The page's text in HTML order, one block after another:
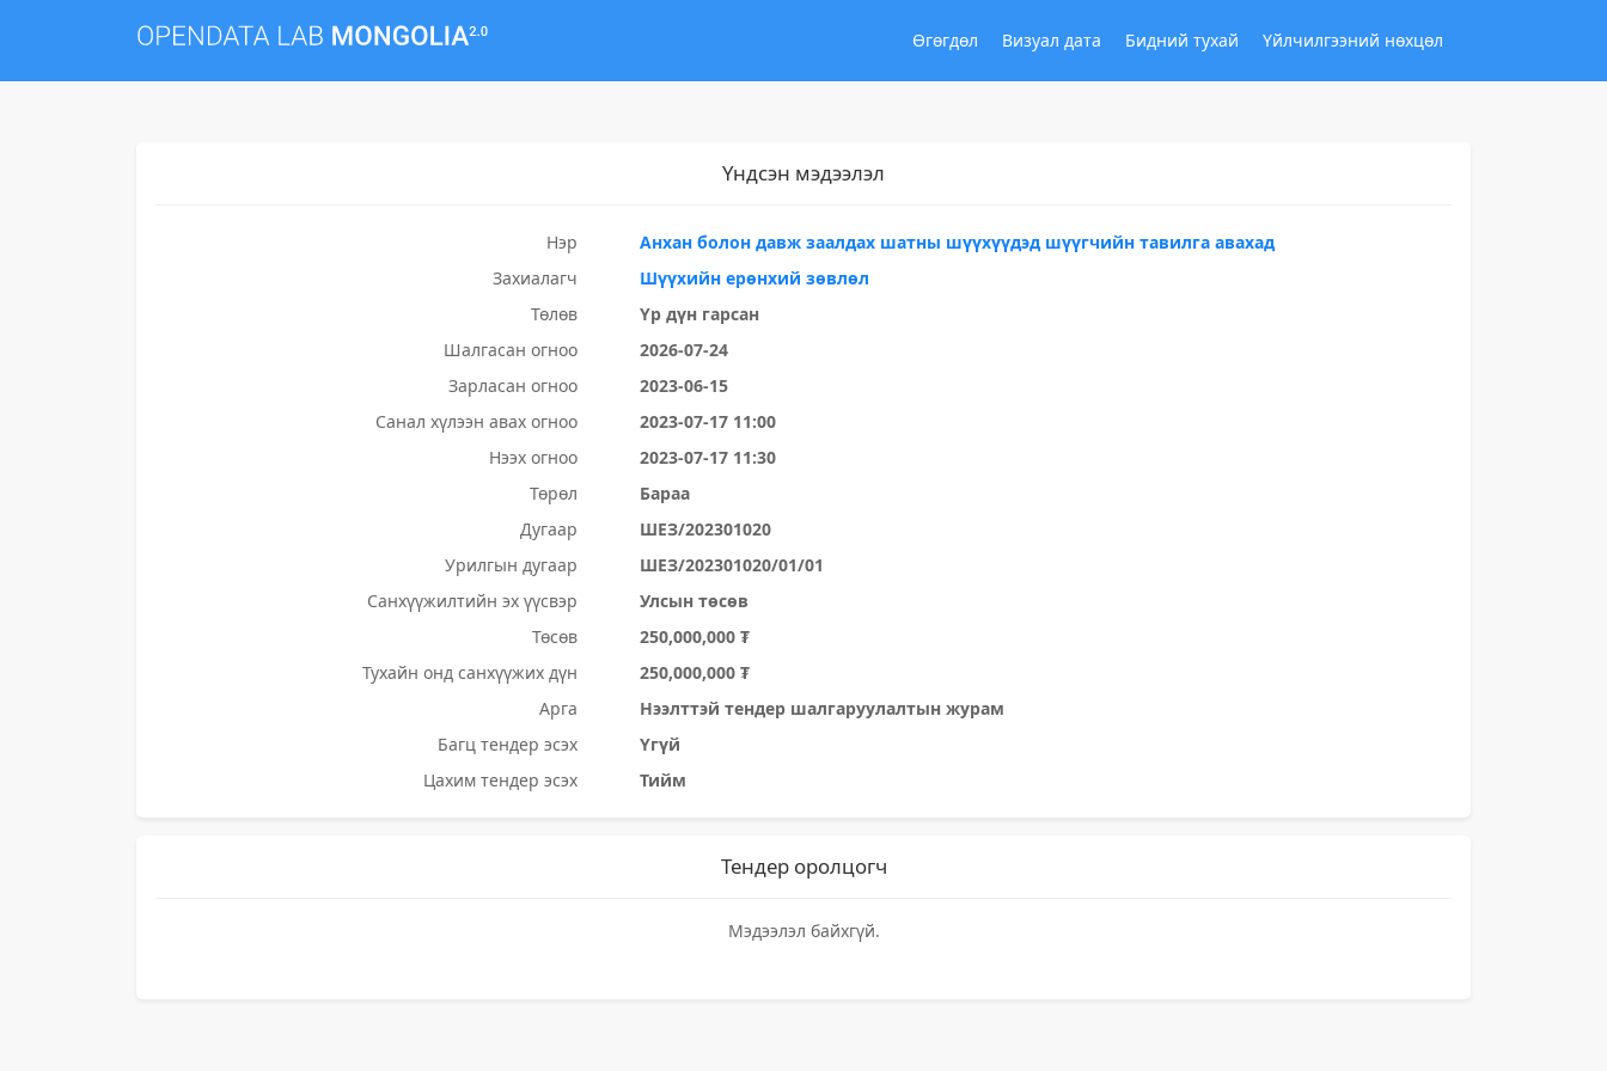
Өгөгдөл Визуал дата Бидний тухай Үйлчилгээний нөхцөл
Үндсэн мэдээлэл
Нэр
Анхан болон давж заалдах шатны шүүхүүдэд шүүгчийн тавилга авахад
Захиалагч
Шүүхийн ерөнхий зөвлөл
Төлөв
Үр дүн гарсан
Шалгасан огноо
2026-07-24
Зарласан огноо
2023-06-15
Санал хүлээн авах огноо
2023-07-17 11:00
Нээх огноо
2023-07-17 11:30
Төрөл
Бараа
Дугаар
ШЕЗ/202301020
Урилгын дугаар
ШЕЗ/202301020/01/01
Санхүүжилтийн эх үүсвэр
Улсын төсөв
Төсөв
250,000,000 ₮
Тухайн онд санхүүжих дүн
250,000,000 ₮
Арга
Нээлттэй тендер шалгаруулалтын журам
Багц тендер эсэх
Үгүй
Цахим тендер эсэх
Тийм
Тендер оролцогч
Мэдээлэл байхгүй.